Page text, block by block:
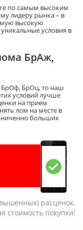
по самым высоким
лидеру рынка – в
высокую
условия в
БрАж,
БрОф, БрОц, то наш
условий лучше
на прием
лом на месте в
больших
расценок.
стоимость покупки!